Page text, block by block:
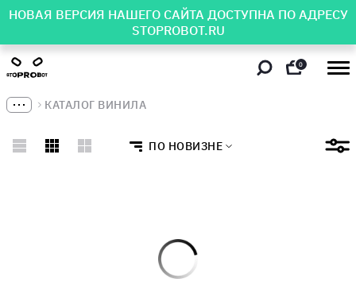
НОВАЯ ВЕРСИЯ НАШЕГО САЙТА ДОСТУПНА ПО АДРЕСУ
STOPROBOT.RU
0
КАТАЛОГ ВИНИЛА
ПО НОВИЗНЕ